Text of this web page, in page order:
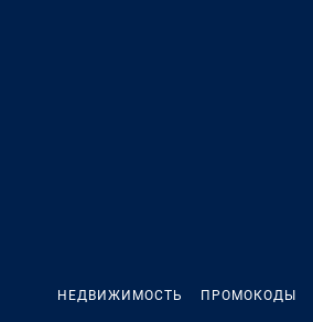
НЕДВИЖИМОСТЬ ПРОМОКОДЫ